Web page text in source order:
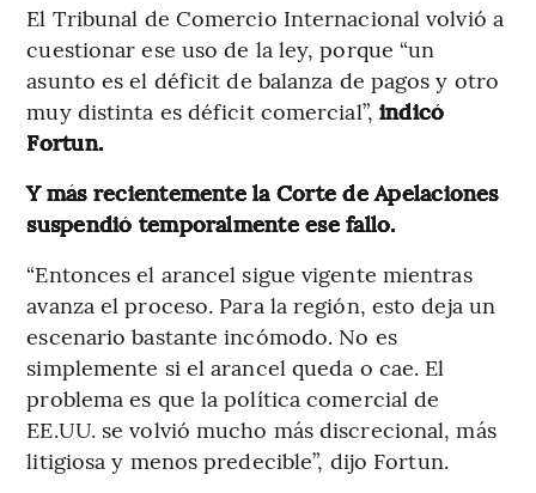
El Tribunal de Comercio Internacional volvió a
cuestionar ese uso de la ley, porque “un
asunto es el déficit de balanza de pagos y otro
muy distinta es déficit comercial”, indicó
Fortun.
Y más recientemente la Corte de Apelaciones
suspendió temporalmente ese fallo.
“Entonces el arancel sigue vigente mientras
avanza el proceso. Para la región, esto deja un
escenario bastante incómodo. No es
simplemente si el arancel queda o cae. El
problema es que la política comercial de
EE.UU. se volvió mucho más discrecional, más
litigiosa y menos predecible”, dijo Fortun.